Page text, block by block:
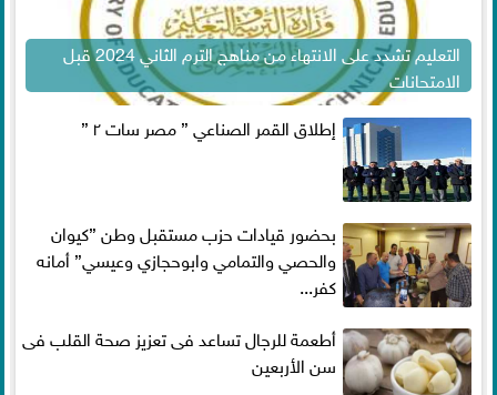
التعليم تشدد على الانتهاء من مناهج الترم الثاني 2024 قبل
الامتحانات
إطلاق القمر الصناعي ” مصر سات ٢ ”
بحضور قيادات حزب مستقبل وطن ”كيوان
والحصي والتمامي وابوحجازي وعيسي” أمانه
كفر...
أطعمة للرجال تساعد فى تعزيز صحة القلب فى
سن الأربعين